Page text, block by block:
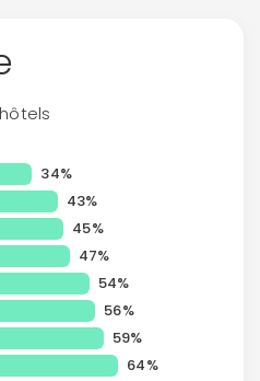
34%
43%
45%
47%
54%
56%
59%
64%